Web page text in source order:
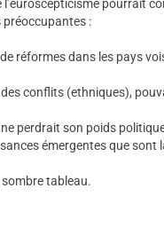
l’euroscepticisme pourrait
préoccupantes :
réformes dans les pays
conflits (ethniques),
perdrait son poids
émergentes que sont
tableau.